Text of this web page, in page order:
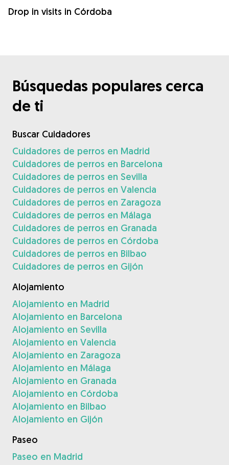
Drop in visits in Córdoba
Búsquedas populares cerca
de ti
Buscar Cuidadores
Cuidadores de perros en Madrid
Cuidadores de perros en Barcelona
Cuidadores de perros en Sevilla
Cuidadores de perros en Valencia
Cuidadores de perros en Zaragoza
Cuidadores de perros en Málaga
Cuidadores de perros en Granada
Cuidadores de perros en Córdoba
Cuidadores de perros en Bilbao
Cuidadores de perros en Gijón
Alojamiento
Alojamiento en Madrid
Alojamiento en Barcelona
Alojamiento en Sevilla
Alojamiento en Valencia
Alojamiento en Zaragoza
Alojamiento en Málaga
Alojamiento en Granada
Alojamiento en Córdoba
Alojamiento en Bilbao
Alojamiento en Gijón
Paseo
Paseo en Madrid